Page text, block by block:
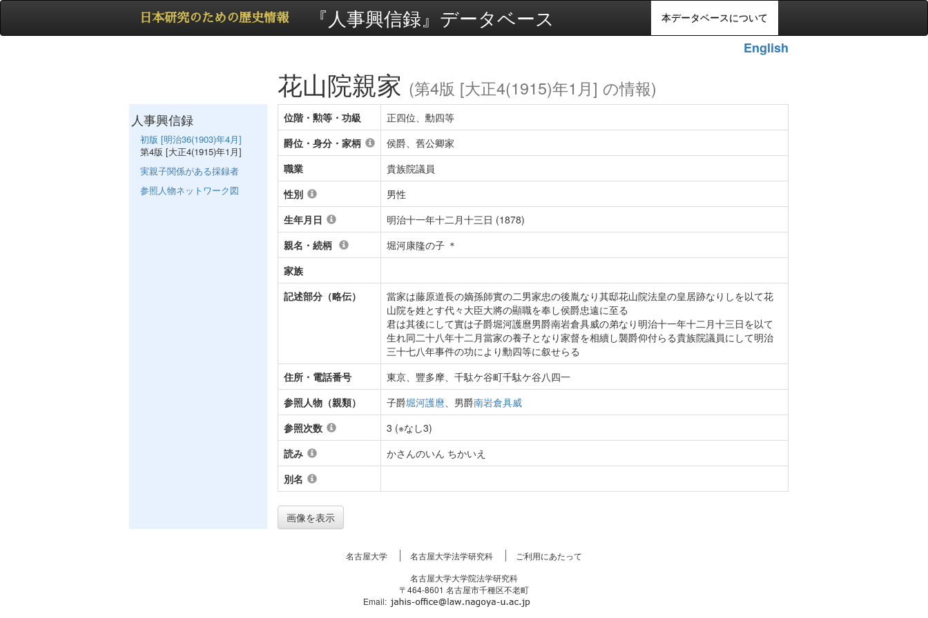
本データベースについて
日本研究のための歴史情報 『人事興信録』データベース
English
花山院親家 (第4版 [大正4(1915)年1月] の情報)
位階・勲等・功級
正四位、勳四等
爵位・身分・家柄
侯爵、舊公卿家
職業
貴族院議員
性別
男性
生年月日
明治十一年十二月十三日 (1878)
親名・続柄
堀河康隆の子 ＊
家族
記述部分（略伝）
當家は藤原道長の嫡孫師實の二男家忠の後胤なり其邸花山院法皇の皇居跡なりしを以て花
山院を姓とす代々大臣大將の顯職を奉し侯爵忠遠に至る
君は其後にして實は子爵堀河護麿男爵南岩倉具威の弟なり明治十一年十二月十三日を以て
生れ同二十八年十二月當家の養子となり家督を相續し襲爵仰付らる貴族院議員にして明治
三十七八年事件の功により勳四等に叙せらる
住所・電話番号
東京、豐多摩、千駄ケ谷町千駄ケ谷八四一
参照人物（親類）
子爵堀河護麿、男爵南岩倉具威
参照次数
3 (※なし3)
読み
かさんのいん ちかいえ
別名
画像を表示
人事興信録
初版 [明治36(1903)年4月]
第4版 [大正4(1915)年1月]
実親子関係がある採録者
参照人物ネットワーク図
名古屋大学 名古屋大学法学研究科
ご利用にあたって
名古屋大学大学院法学研究科
〒464-8601 名古屋市千種区不老町
Email: